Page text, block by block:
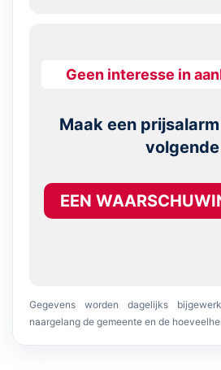
Geen interesse in
Maak een
volgende
EEN
Gegevens worden dagelijks
naargelang de gemeente en de